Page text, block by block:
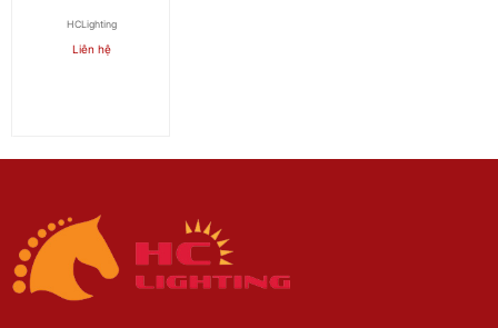
HCLighting
Liên hệ